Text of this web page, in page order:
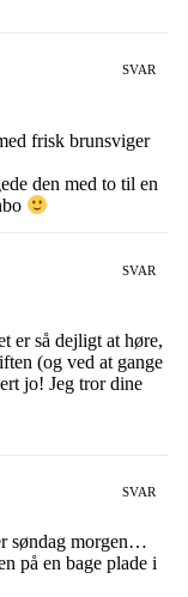
SVAR
frisk brunsviger
den med to til en
SVAR
er så dejligt at høre,
(og ved at gange
jo! Jeg tror dine
SVAR
søndag morgen…
på en bage plade i